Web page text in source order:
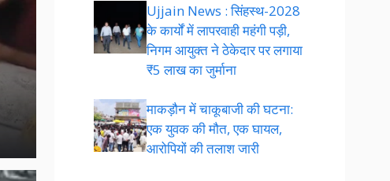
Ujjain News : सिंहस्थ-2028
के कार्यों में लापरवाही महंगी पड़ी,
निगम आयुक्त ने ठेकेदार पर लगाया
₹5 लाख का जुर्माना
माकड़ौन में चाकूबाजी की घटना:
एक युवक की मौत, एक घायल,
आरोपियों की तलाश जारी